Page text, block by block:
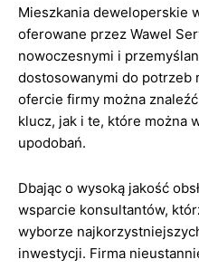
Mieszkania deweloperskie
oferowane przez Wawel
nowoczesnymi i
dostosowanymi do potrzeb
ofercie firmy można
klucz, jak i te, które można
upodobań.
Dbając o wysoką jakość
wsparcie konsultantów,
wyborze
inwestycji. Firma